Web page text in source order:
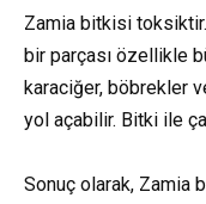
Zamia bitkisi
bir parçası özellikle
karaciğer, böbrekler
yol açabilir. Bitki ile
Sonuç olarak, Zamia